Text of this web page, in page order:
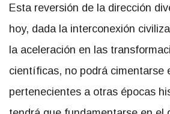
Esta reversión de la dirección
hoy, dada la interconexión
la aceleración en las
científicas, no podrá cimentarse
pertenecientes a otras épocas